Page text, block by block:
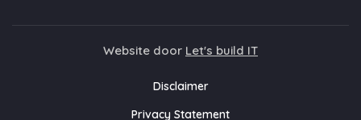
Website door Let's build IT
Disclaimer
Privacy Statement